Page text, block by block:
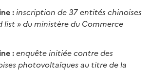
: inscription de 37 entités chinoises
list » du ministère du Commerce
:enquête initiée contre des
photovoltaïques au titre de la